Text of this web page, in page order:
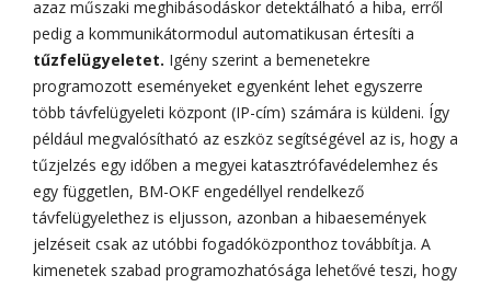
azaz műszaki meghibásodáskor detektálható a hiba, erről
pedig a kommunikátormodul automatikusan értesíti a
tűzfelügyeletet. Igény szerint a bemenetekre
programozott eseményeket egyenként lehet egyszerre
több távfelügyeleti központ (IP-cím) számára is küldeni. Így
például megvalósítható az eszköz segítségével az is, hogy a
tűzjelzés egy időben a megyei katasztrófavédelemhez és
egy független, BM-OKF engedéllyel rendelkező
távfelügyelethez is eljusson, azonban a hibaesemények
jelzéseit csak az utóbbi fogadóközponthoz továbbítja. A
kimenetek szabad programozhatósága lehetővé teszi, hogy